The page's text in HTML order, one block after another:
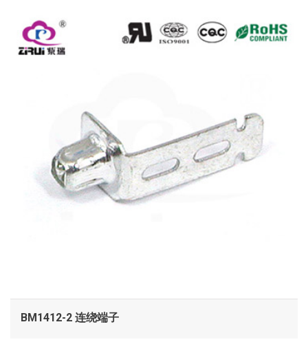
查看
BM1412-2 连绕端子